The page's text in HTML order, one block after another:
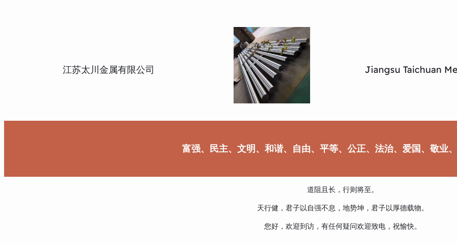
江苏太川金属有限公司 Jiangsu Taichuan
富强、民主、文明、和谐、自由、平等、公正、法治、爱国、敬业
道阻且长，行则将至。
天行健，君子以自强不息，地势坤，君子以厚德载物。
您好，欢迎到访，有任何疑问欢迎致电，祝愉快。